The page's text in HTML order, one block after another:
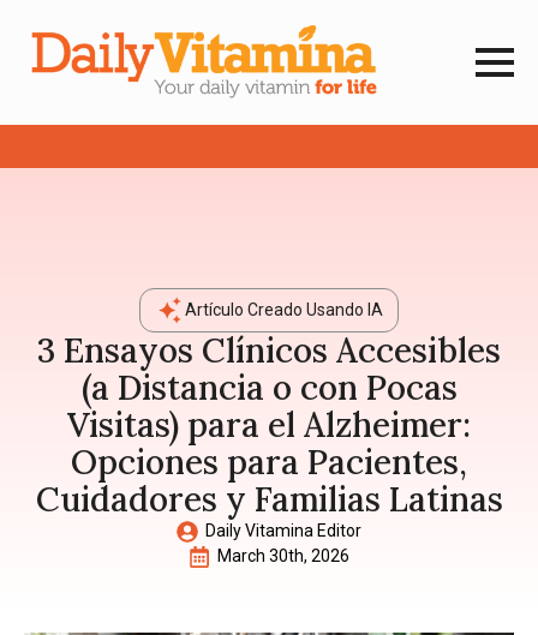
Artículo Creado Usando IA
3 Ensayos Clínicos Accesibles
(a Distancia o con Pocas
Visitas) para el Alzheimer:
Opciones para Pacientes,
Cuidadores y Familias Latinas
Daily Vitamina Editor
March 30th, 2026